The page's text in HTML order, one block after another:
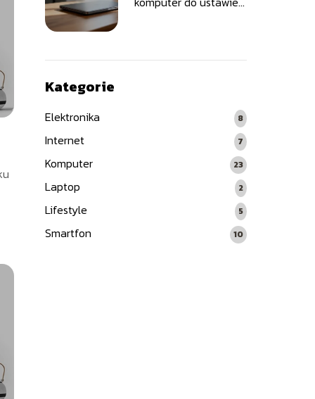
Kategorie
Elektronika 8
Internet 7
Komputer 23
Laptop 2
Lifestyle 5
Smartfon 10